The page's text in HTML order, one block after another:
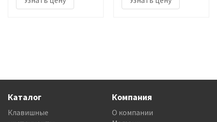
Каталог
Клавишные
Компания
О компании